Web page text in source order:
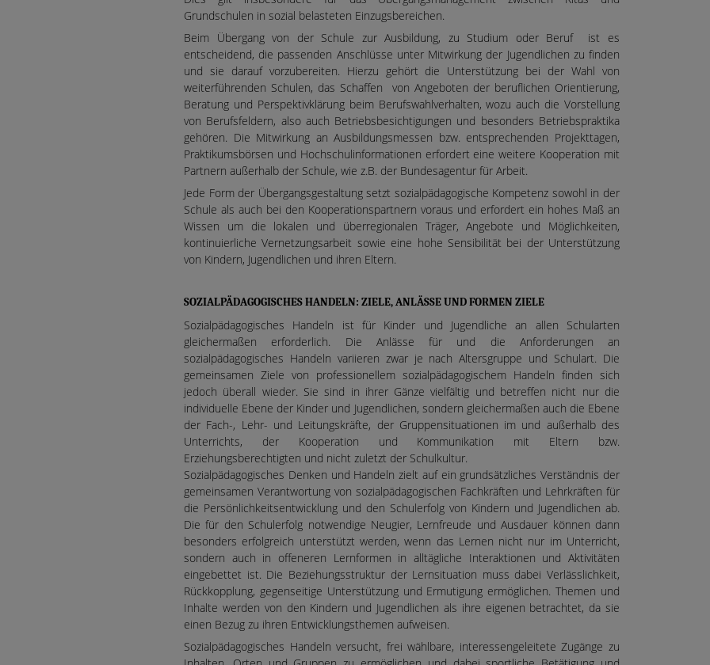
Grundschulen in sozial belasteten Einzugsbereichen.
Beim Übergang von der Schule zur Ausbildung, zu Studium oder Beruf ist es
entscheidend, die passenden Anschlüsse unter Mitwirkung der Jugendlichen zu finden
und sie darauf vorzubereiten. Hierzu gehört die Unterstützung bei der Wahl von
weiterführenden Schulen, das Schaffen von Angeboten der beruflichen Orientierung,
Beratung und Perspektivklärung beim Berufswahlverhalten, wozu auch die Vorstellung
von Berufsfeldern, also auch Betriebsbesichtigungen und besonders Betriebspraktika
gehören. Die Mitwirkung an Ausbildungsmessen bzw. entsprechenden Projekttagen,
Praktikumsbörsen und Hochschulinformationen erfordert eine weitere Kooperation mit
Partnern außerhalb der Schule, wie z.B. der Bundesagentur für Arbeit.
Jede Form der Übergangsgestaltung setzt sozialpädagogische Kompetenz sowohl in der
Schule als auch bei den Kooperationspartnern voraus und erfordert ein hohes Maß an
Wissen um die lokalen und überregionalen Träger, Angebote und Möglichkeiten,
kontinuierliche Vernetzungsarbeit sowie eine hohe Sensibilität bei der Unterstützung
von Kindern, Jugendlichen und ihren Eltern.
SOZIALPÄDAGOGISCHES HANDELN: ZIELE, ANLÄSSE UND FORMEN ZIELE
Sozialpädagogisches Handeln ist für Kinder und Jugendliche an allen Schularten
gleichermaßen erforderlich. Die Anlässe für und die Anforderungen an
sozialpädagogisches Handeln variieren zwar je nach Altersgruppe und Schulart. Die
gemeinsamen Ziele von professionellem sozialpädagogischem Handeln finden sich
jedoch überall wieder. Sie sind in ihrer Gänze vielfältig und betreffen nicht nur die
individuelle Ebene der Kinder und Jugendlichen, sondern gleichermaßen auch die Ebene
der Fach-, Lehr- und Leitungskräfte, der Gruppensituationen im und außerhalb des
Unterrichts, der Kooperation und Kommunikation mit Eltern bzw.
Erziehungsberechtigten und nicht zuletzt der Schulkultur.
Sozialpädagogisches Denken und Handeln zielt auf ein grundsätzliches Verständnis der
gemeinsamen Verantwortung von sozialpädagogischen Fachkräften und Lehrkräften für
die Persönlichkeitsentwicklung und den Schulerfolg von Kindern und Jugendlichen ab.
Die für den Schulerfolg notwendige Neugier, Lernfreude und Ausdauer können dann
besonders erfolgreich unterstützt werden, wenn das Lernen nicht nur im Unterricht,
sondern auch in offeneren Lernformen in alltägliche Interaktionen und Aktivitäten
eingebettet ist. Die Beziehungsstruktur der Lernsituation muss dabei Verlässlichkeit,
Rückkopplung, gegenseitige Unterstützung und Ermutigung ermöglichen. Themen und
Inhalte werden von den Kindern und Jugendlichen als ihre eigenen betrachtet, da sie
einen Bezug zu ihren Entwicklungsthemen aufweisen.
Sozialpädagogisches Handeln versucht, frei wählbare, interessengeleitete Zugänge zu